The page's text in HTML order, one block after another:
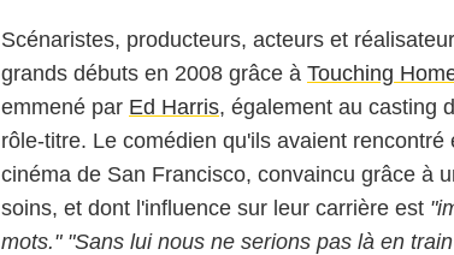
Scénaristes, producteurs, acteurs et
grands débuts en 2008 grâce à Touching
emmené par Ed Harris, également au casting
rôle-titre. Le comédien qu'ils avaient
cinéma de San Francisco, convaincu grâce à
soins, et dont l'influence sur leur carrière est
mots." "Sans lui nous ne serions pas là en